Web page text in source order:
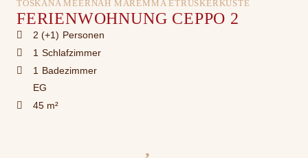
TOSKANA MEERNAH MAREMMA ETRUSKERKÜSTE
FERIENWOHNUNG CEPPO 2
Personen
2 (+1)
Schlafzimmer
1
Badezimmer
1
EG
45 m²